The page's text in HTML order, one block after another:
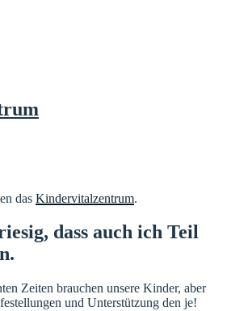
das Kindervitalzentrum.
dass auch ich Teil
Zeiten brauchen unsere Kinder, aber
und Unterstützung den je!